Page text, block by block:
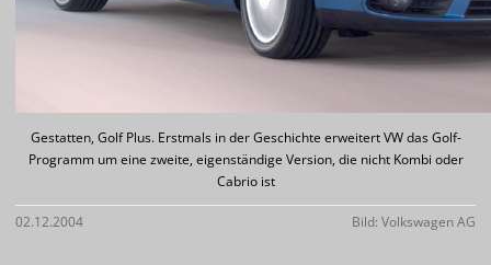
Gestatten, Golf Plus. Erstmals in der Geschichte erweitert VW das Golf-
Programm um eine zweite, eigenständige Version, die nicht Kombi oder
Cabrio ist
02.12.2004 Bild: Volkswagen AG